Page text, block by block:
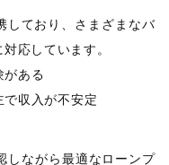
しており、さまざまなバ
応しています。
がある
で収入が不安定
しながら最適なローンプ